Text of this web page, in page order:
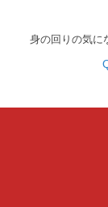
身の回りの気に